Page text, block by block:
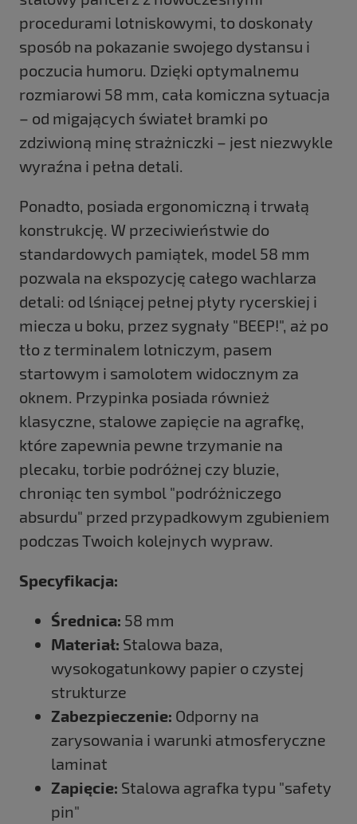
procedurami lotniskowymi, to doskonały
sposób na pokazanie swojego dystansu i
poczucia humoru. Dzięki optymalnemu
rozmiarowi 58 mm, cała komiczna sytuacja
– od migających świateł bramki po
zdziwioną minę strażniczki – jest niezwykle
wyraźna i pełna detali.
Ponadto, posiada ergonomiczną i trwałą
konstrukcję. W przeciwieństwie do
standardowych pamiątek, model 58 mm
pozwala na ekspozycję całego wachlarza
detali: od lśniącej pełnej płyty rycerskiej i
miecza u boku, przez sygnały "BEEP!", aż po
tło z terminalem lotniczym, pasem
startowym i samolotem widocznym za
oknem. Przypinka posiada również
klasyczne, stalowe zapięcie na agrafkę,
które zapewnia pewne trzymanie na
plecaku, torbie podróżnej czy bluzie,
chroniąc ten symbol "podróżniczego
absurdu" przed przypadkowym zgubieniem
podczas Twoich kolejnych wypraw.
Specyfikacja:
Średnica: 58 mm
Materiał: Stalowa baza,
wysokogatunkowy papier o czystej
strukturze
Zabezpieczenie: Odporny na
zarysowania i warunki atmosferyczne
laminat
Zapięcie: Stalowa agrafka typu "safety
pin"